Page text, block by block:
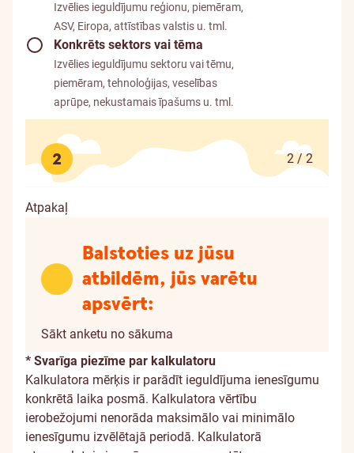
Izvēlies ieguldījumu reģionu, piemēram,
ASV, Eiropa, attīstības valstis u. tml.
Konkrēts sektors vai tēma
Izvēlies ieguldījumu sektoru vai tēmu,
piemēram, tehnoloģijas, veselības
aprūpe, nekustamais īpašums u. tml.
2 2 / 2
Atpakaļ
Balstoties uz jūsu
atbildēm, jūs varētu
apsvērt:
Sākt anketu no sākuma
Cik
es
varu
* Svarīga piezīme par kalkulatoru
Kalkulatora mērķis ir parādīt ieguldījuma ienesīgumu
konkrētā laika posmā. Kalkulatora vērtību
ierobežojumi nenorāda maksimālo vai minimālo
ienesīgumu izvēlētajā periodā. Kalkulatorā